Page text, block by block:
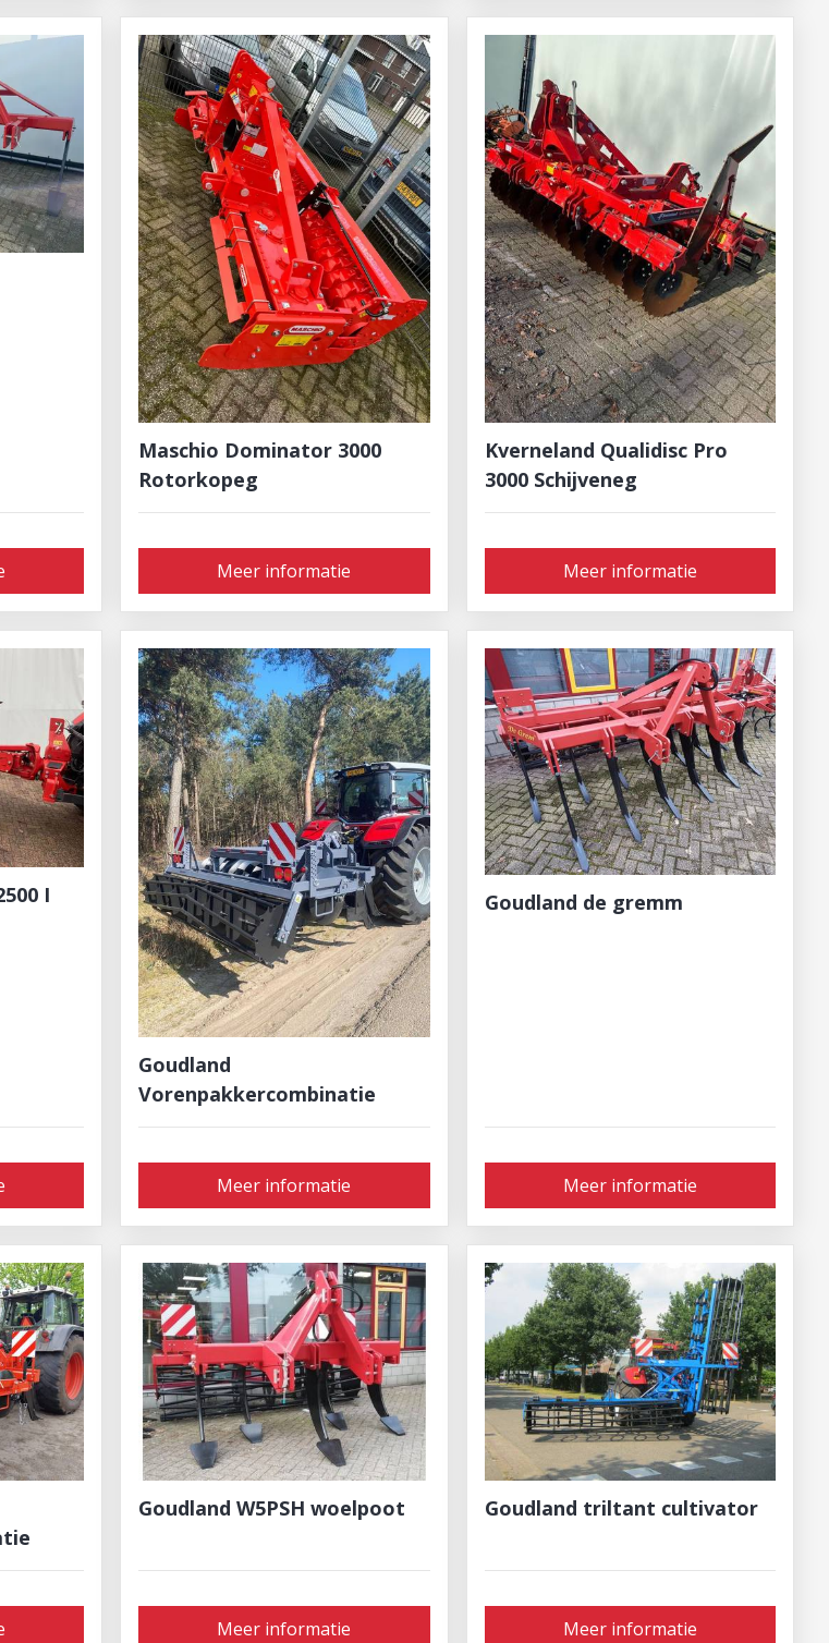
Maschio Dominator 3000
Rotorkopeg
Meer informatie
Kverneland Qualidisc Pro
3000 Schijveneg
Meer informatie
I
Goudland
Vorenpakkercombinatie
Meer informatie
Goudland de gremm
Meer informatie
Goudland W5PSH woelpoot
Meer informatie
Goudland triltant cultivator
Meer informatie